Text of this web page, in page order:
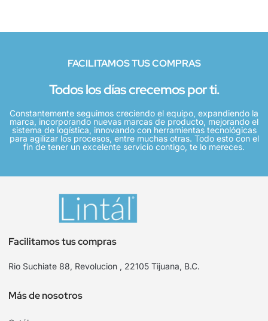
FACILITAMOS TUS COMPRAS
Todos los días crecemos por ti.
Constantemente seguimos creciendo el equipo, expandiendo la
marca, incorporando nuevas marcas de producto, mejorando el
sistema de logística, innovando con herramientas tecnológicas
para agilizar los procesos, entre muchas otras. Todo esto con el
fin de tener un excelente servicio contigo, te lo mereces.
Facilitamos tus compras
Rio Suchiate 88, Revolucion , 22105 Tijuana, B.C.
Más de nosotros